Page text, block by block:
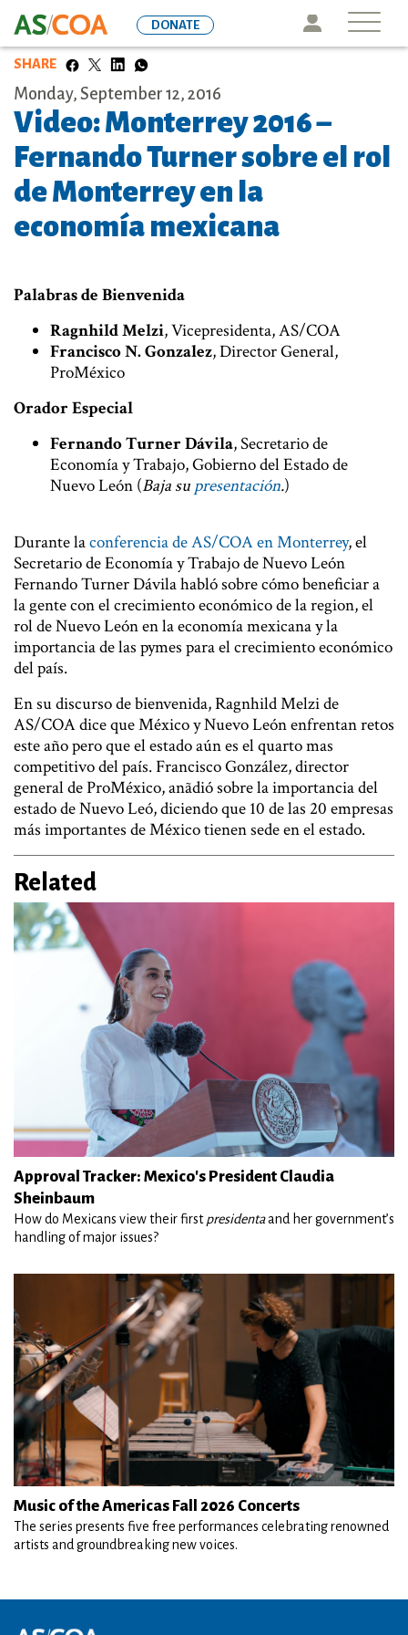
to
Icon
DONATE
SHARE
Monday, September 12, 2016
Video: Monterrey 2016 –
Fernando Turner sobre el rol
de Monterrey en la
economía mexicana
Palabras de Bienvenida
Ragnhild Melzi, Vicepresidenta, AS/COA
Francisco N. Gonzalez, Director General,
ProMéxico
Orador Especial
Fernando Turner Dávila, Secretario de
Economía y Trabajo, Gobierno del Estado de
Nuevo León (Baja su presentación.)
Durante laconferencia de AS/COA en Monterrey, el
Secretario de Economía y Trabajo de Nuevo León
Fernando Turner Dávila habló sobre cómo beneficiar a
la gente con el crecimiento económico de la region, el
rol de Nuevo León en la economía mexicana y la
importancia de las pymes para el crecimiento económico
del país.
En su discurso de bienvenida, Ragnhild Melzi de
AS/COA dice que México y Nuevo León enfrentan retos
este año pero que el estado aún es el quarto mas
competitivo del país. Francisco González, director
general de ProMéxico, anãdió sobre la importancia del
estado de Nuevo Leó, diciendo que 10 de las 20 empresas
más importantes de México tienen sede en el estado.
Related
Approval Tracker: Mexico's President Claudia
Sheinbaum
How do Mexicans view their firstpresidentaand her government’s
handling of major issues?
Music of the Americas Fall 2026 Concerts
The series presents five free performances celebrating renowned
artists and groundbreaking new voices.